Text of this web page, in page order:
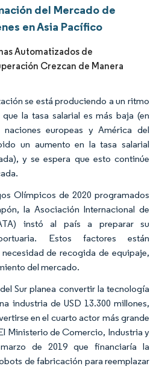
del Mercado de
en Asia Pacífico
Automatizados de
Crezcan de Manera
se está produciendo a un ritmo
la tasa salarial es más baja (en
europeas y América del
un aumento en la tasa salarial
y se espera que esto continúe
Olímpicos de 2020 programados
la Asociación Internacional de
instó al país a preparar su
Estos factores están
de recogida de equipaje,
del mercado.​
Sur planea convertir la tecnología
industria de USD 13.300 millones,
en el cuarto actor más grande
Ministerio de Comercio, Industria y
de 2019 que financiaría la
de fabricación para reemplazar